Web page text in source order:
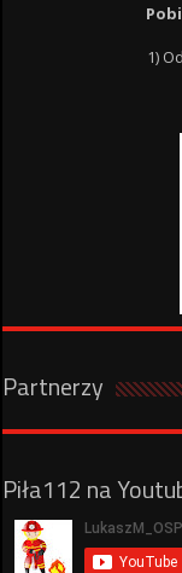
1)
Partnerzy
Piła112 na